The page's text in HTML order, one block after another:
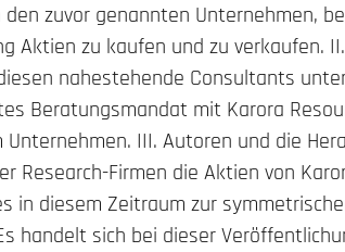
zuvor genannten Unternehmen,
Aktien zu kaufen und zu verkaufen.
nahestehende Consultants
Beratungsmandat mit Karora
III. Autoren und die
Research-Firmen die Aktien von
in diesem Zeitraum zur
handelt sich bei dieser